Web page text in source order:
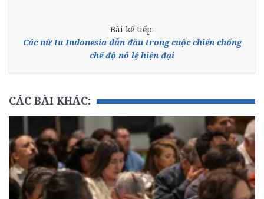
Bài kế tiếp:
Các nữ tu Indonesia dẫn đầu trong cuộc chiến chống
chế độ nô lệ hiện đại
CÁC BÀI KHÁC: